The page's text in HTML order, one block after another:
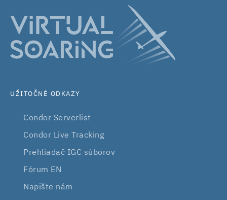
UŽITOČNÉ ODKAZY
Condor Serverlist
Condor Live Tracking
Prehliadač IGC súborov
Fórum EN
Napište nám